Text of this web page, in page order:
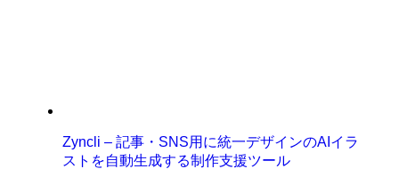
Zyncli – 記事・SNS用に統一デザインのAIイラ
ストを自動生成する制作支援ツール